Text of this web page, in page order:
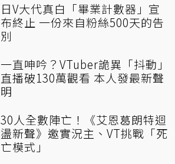
日V大代真白「畢業計數器」宣
布終止 一份來自粉絲500天的告
別
一直呻吟？VTuber詭異「抖動」
直播破130萬觀看 本人發最新聲
明
30人全數陣亡！《艾恩葛朗特迴
盪新聲》邀實況主、VT挑戰「死
亡模式」